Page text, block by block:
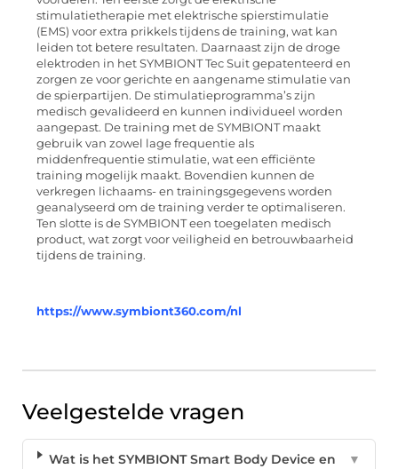
stimulatietherapie met elektrische spierstimulatie
(EMS) voor extra prikkels tijdens de training, wat kan
leiden tot betere resultaten. Daarnaast zijn de droge
elektroden in het SYMBIONT Tec Suit gepatenteerd en
zorgen ze voor gerichte en aangename stimulatie van
de spierpartijen. De stimulatieprogramma’s zijn
medisch gevalideerd en kunnen individueel worden
aangepast. De training met de SYMBIONT maakt
gebruik van zowel lage frequentie als
middenfrequentie stimulatie, wat een efficiënte
training mogelijk maakt. Bovendien kunnen de
verkregen lichaams- en trainingsgegevens worden
geanalyseerd om de training verder te optimaliseren.
Ten slotte is de SYMBIONT een toegelaten medisch
product, wat zorgt voor veiligheid en betrouwbaarheid
tijdens de training.
https://www.symbiont360.com/nl
Veelgestelde vragen
Wat is het SYMBIONT Smart Body Device en
▼